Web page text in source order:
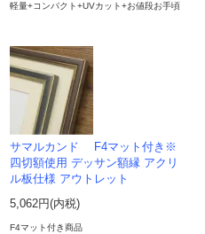
軽量+コンパクト+UVカット+お値段お手頃
サマルカンド F4マット付き※
四切額使用 デッサン額縁 アクリ
ル板仕様 アウトレット
5,062円(内税)
F4マット付き商品